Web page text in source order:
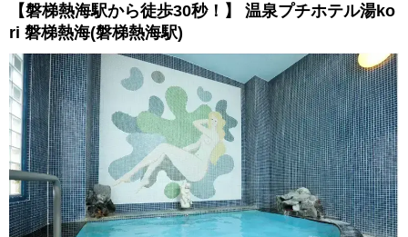
【磐梯熱海駅から徒歩30秒！】 温泉プチホテル湯ko
ri 磐梯熱海(磐梯熱海駅)